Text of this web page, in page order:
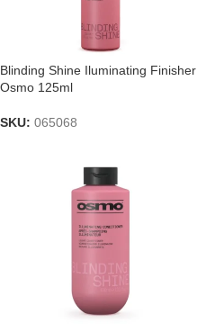
Blinding Shine Iluminating Finisher
Osmo 125ml
SKU: 065068